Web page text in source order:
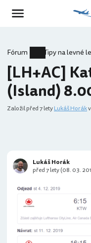
Fórum Tipy na levné
[LH+AC]
(Island)
Založilpřed 7 letyLukáš Horák
Lukáš Horák
před 7 lety (08. 03.